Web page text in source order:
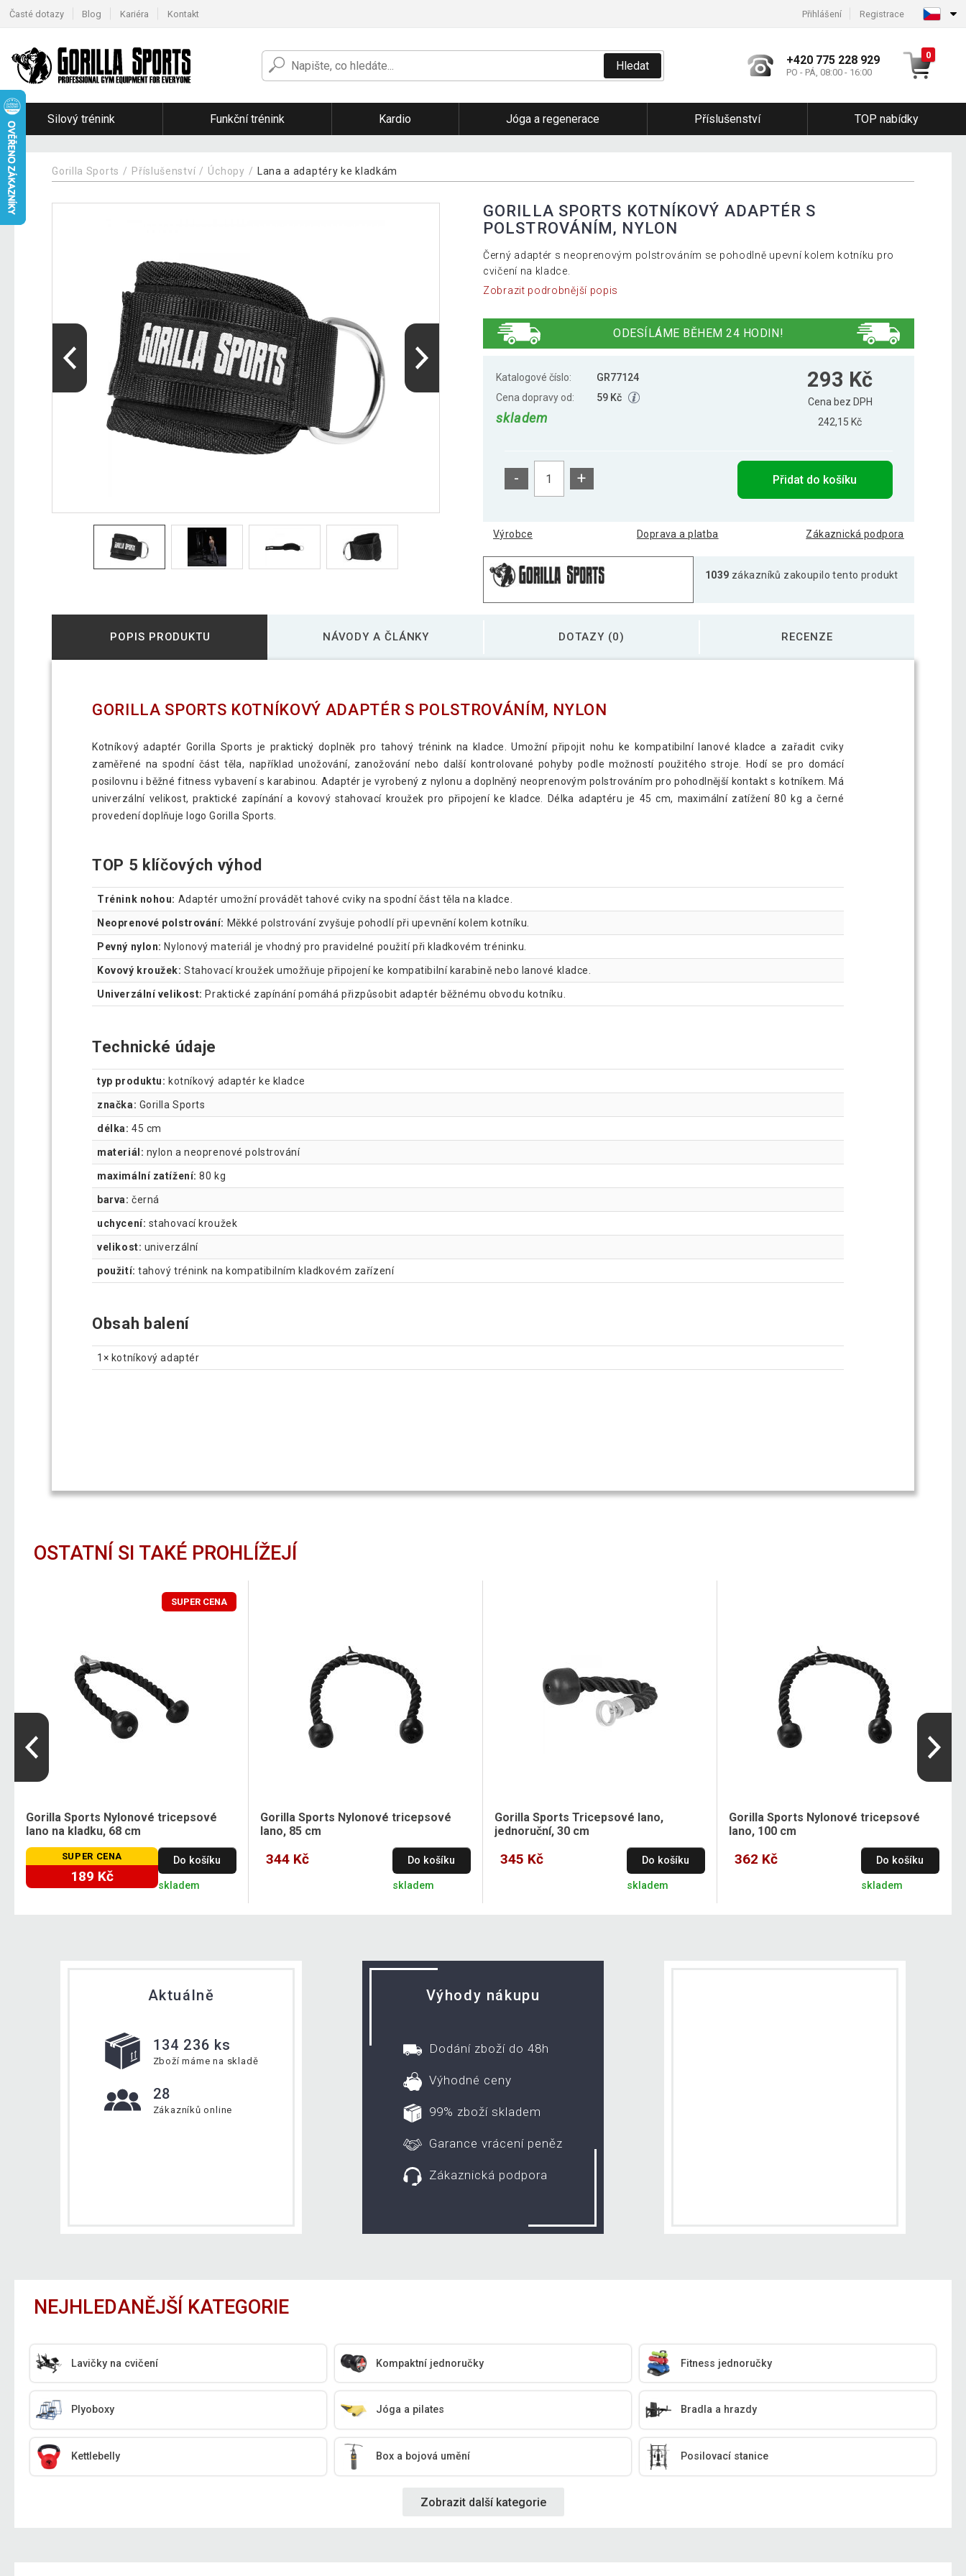
Časté dotazy Blog Kariéra Kontakt Přihlášení Registrace
Hledat +420 775 228 929
PO - PÁ, 08:00 - 16:00
0
Silový trénink Funkční trénink Kardio Jóga a regenerace Příslušenství TOP nabídky
Gorilla Sports Příslušenství Úchopy Lana a adaptéry ke kladkám
GORILLA SPORTS KOTNÍKOVÝ ADAPTÉR S
POLSTROVÁNÍM, NYLON
Černý adaptér s neoprenovým polstrováním se pohodlně upevní kolem kotníku pro
cvičení na kladce.
Zobrazit podrobnější popis
ODESÍLÁME BĚHEM 24 HODIN!
Katalogové číslo:
GR77124
Cena dopravy od:
59 Kč
skladem
293 Kč
Cena bez DPH
242,15 Kč
- + Přidat do košíku
Výrobce Doprava a platba Zákaznická podpora
1039 zákazníků zakoupilo tento produkt
POPIS PRODUKTU NÁVODY A ČLÁNKY DOTAZY (0) RECENZE
GORILLA SPORTS KOTNÍKOVÝ ADAPTÉR S POLSTROVÁNÍM, NYLON
Kotníkový adaptér Gorilla Sports je praktický doplněk pro tahový trénink na kladce. Umožní připojit nohu ke kompatibilní lanové kladce a zařadit cviky
zaměřené na spodní část těla, například unožování, zanožování nebo další kontrolované pohyby podle možností použitého stroje. Hodí se pro domácí
posilovnu i běžné fitness vybavení s karabinou. Adaptér je vyrobený z nylonu a doplněný neoprenovým polstrováním pro pohodlnější kontakt s kotníkem. Má
univerzální velikost, praktické zapínání a kovový stahovací kroužek pro připojení ke kladce. Délka adaptéru je 45 cm, maximální zatížení 80 kg a černé
provedení doplňuje logo Gorilla Sports.
TOP 5 klíčových výhod
Trénink nohou: Adaptér umožní provádět tahové cviky na spodní část těla na kladce.
Neoprenové polstrování: Měkké polstrování zvyšuje pohodlí při upevnění kolem kotníku.
Pevný nylon: Nylonový materiál je vhodný pro pravidelné použití při kladkovém tréninku.
Kovový kroužek: Stahovací kroužek umožňuje připojení ke kompatibilní karabině nebo lanové kladce.
Univerzální velikost: Praktické zapínání pomáhá přizpůsobit adaptér běžnému obvodu kotníku.
Technické údaje
typ produktu: kotníkový adaptér ke kladce
značka: Gorilla Sports
délka: 45 cm
materiál: nylon a neoprenové polstrování
maximální zatížení: 80 kg
barva: černá
uchycení: stahovací kroužek
velikost: univerzální
použití: tahový trénink na kompatibilním kladkovém zařízení
Obsah balení
1× kotníkový adaptér
OSTATNÍ SI TAKÉ PROHLÍŽEJÍ
SUPER CENA
Gorilla Sports Nylonové tricepsové
lano na kladku, 68 cm
SUPER CENA
189 Kč
Do košíku
skladem
Gorilla Sports Nylonové tricepsové
lano, 85 cm
344 Kč Do košíku
skladem
Gorilla Sports Tricepsové lano,
jednoruční, 30 cm
345 Kč Do košíku
skladem
Gorilla Sports Nylonové tricepsové
lano, 100 cm
362 Kč Do košíku
skladem
Aktuálně
134 236 ks
Zboží máme na skladě
28
Zákazníků online
Výhody nákupu
Dodání zboží do 48h
Výhodné ceny
99% zboží skladem
Garance vrácení peněz
Zákaznická podpora
NEJHLEDANĚJŠÍ KATEGORIE
Lavičky na cvičení Kompaktní jednoručky Fitness jednoručky
Plyoboxy Jóga a pilates Bradla a hrazdy
Kettlebelly Box a bojová umění Posilovací stanice
Zobrazit další kategorie